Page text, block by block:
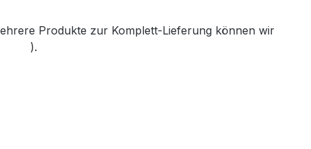
Produkte zur Komplett-Lieferung können wir
).